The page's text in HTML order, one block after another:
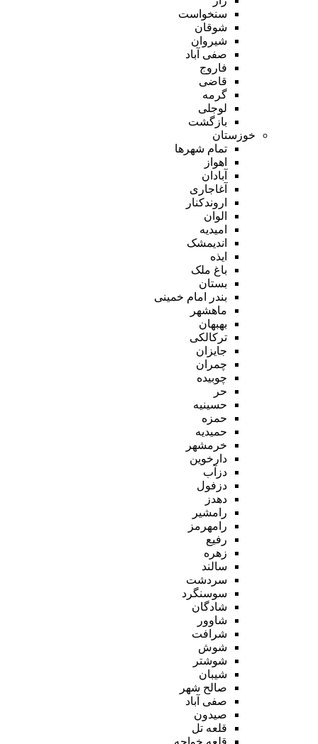
سنخواست
شوقان
شیروان
صفی آباد
فاروج
قاضی
گرمه
لوجلی
بازگشت
خوزستان
تمام شهر‌ها
اهواز
آبادان
آغاجاری
اروندکنار
الوان
امیدیه
اندیمشک
ایذه
باغ ملک
بستان
بندر امام خمینی
ماهشهر
بهبهان
ترکالکی
جایزان
چمران
چوبیده
حر
حسینیه
حمزه
حمیدیه
خرمشهر
دارخوین
دزآب
دزفول
دهدز
رامشیر
رامهرمز
رفیع
زهره
سالند
سردشت
سوسنگرد
شادگان
شاوور
شرافت
شوش
شوشتر
شیبان
صالح شهر
صفی آباد
صیدون
قلعه تل
قلعه خواجه